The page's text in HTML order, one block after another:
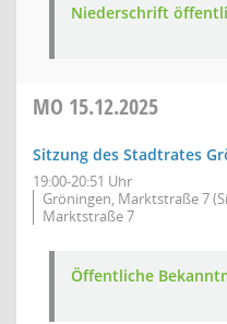
Niederschrift
MO 15.12.2025
Sitzung des Stadtrates
19:00-20:51 Uhr
Gröningen, Marktstraße 7
Marktstraße 7
Öffentliche